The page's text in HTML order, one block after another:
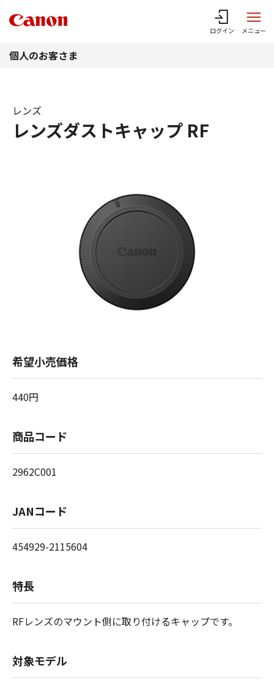
ログイン メニュー
個人のお客さま
レンズダストキャップ RF
レンズ
希望小売価格
440円
商品コード
2962C001
JANコード
454929-2115604
特長
RFレンズのマウント側に取り付けるキャップです。
対象モデル